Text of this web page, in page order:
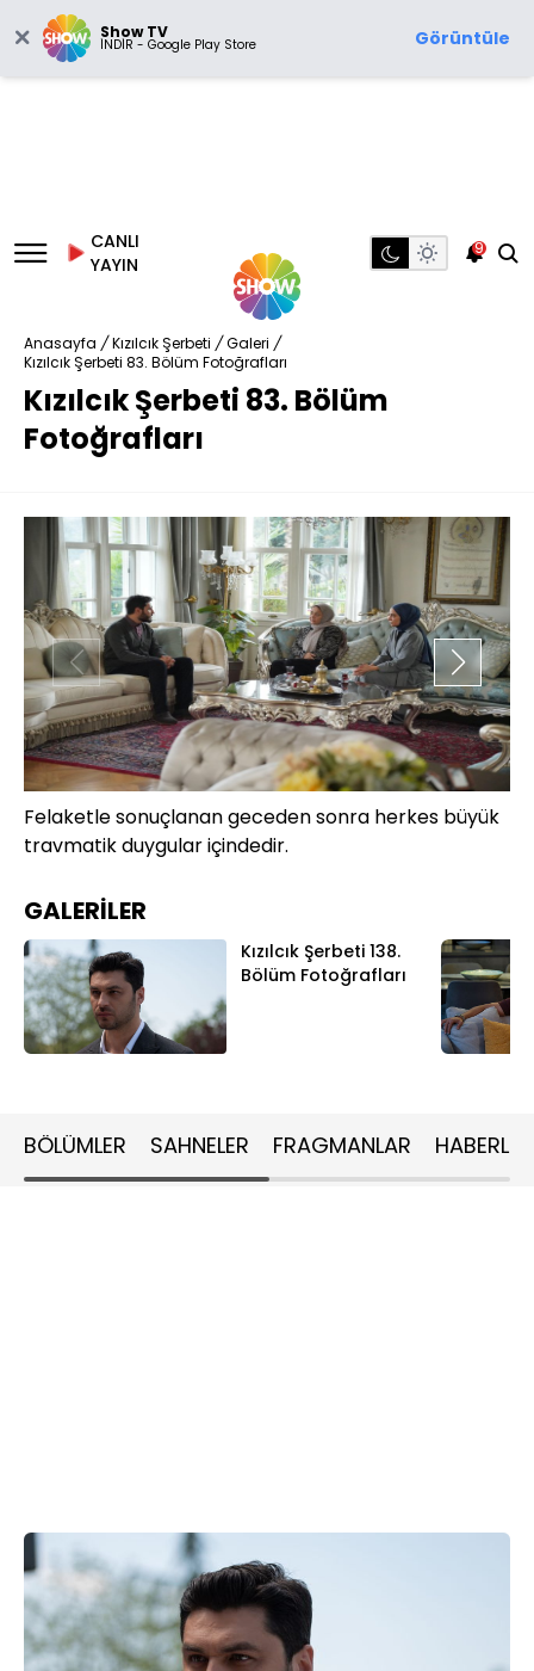
Show TV
İNDİR - Google Play Store Görüntüle
CANLI
YAYIN
9
Anasayfa / Kızılcık Şerbeti / Galeri /
Kızılcık Şerbeti 83. Bölüm Fotoğrafları
Kızılcık Şerbeti 83. Bölüm
Fotoğrafları
Felaketle sonuçlanan geceden sonra herkes büyük
travmatik duygular içindedir.
GALERİLER
Kızılcık Şerbeti 138.
Bölüm Fotoğrafları
BÖLÜMLER SAHNELER FRAGMANLAR HABERLER